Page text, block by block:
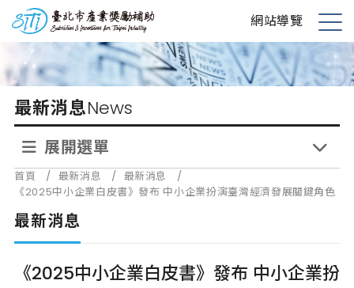
到
要
內
台北市產業獎勵補助 網站導覽
展
開
選
單
最新消息News
展開選單
首頁 / 最新消息 / 最新消息
/
《2025中小企業白皮書》發布 中小企業扮演臺灣經濟發展關鍵角色
最新消息
《2025中小企業白皮書》發布 中小企業扮